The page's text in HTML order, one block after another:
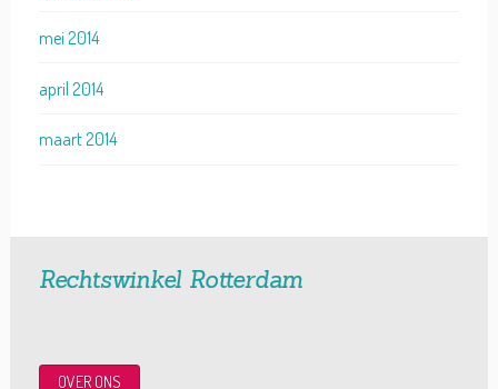
mei 2014
april 2014
maart 2014
Rechtswinkel Rotterdam
OVER ONS